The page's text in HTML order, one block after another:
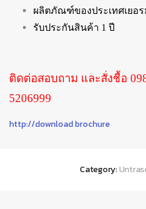
ผลิตภัณฑ์ของประเทศเยอ
รับประกันสินค้า 1 ปี
ติดต่อสอบถาม และสั่งชื้อ
5206999
http://download brochure
Category: